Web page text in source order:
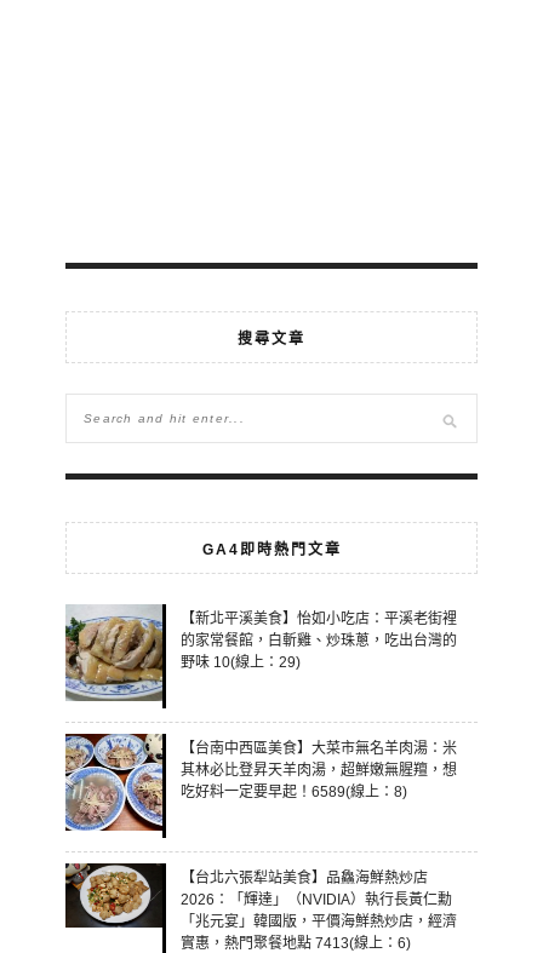
搜尋文章
GA4即時熱門文章
【新北平溪美食】怡如小吃店：平溪老街裡
的家常餐館，白斬雞、炒珠蔥，吃出台灣的
野味 10(線上：29)
【台南中西區美食】大菜市無名羊肉湯：米
其林必比登昇天羊肉湯，超鮮嫩無腥羶，想
吃好料一定要早起！6589(線上：8)
【台北六張犁站美食】品鱻海鮮熱炒店
2026：「輝達」（NVIDIA）執行長黃仁勳
「兆元宴」韓國版，平價海鮮熱炒店，經濟
實惠，熱門聚餐地點 7413(線上：6)